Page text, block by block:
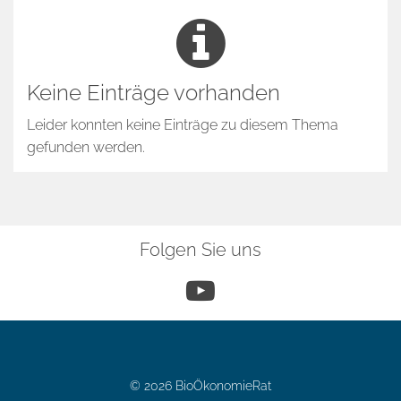
Keine Einträge vorhanden
Leider konnten keine Einträge zu diesem Thema
gefunden werden.
Folgen Sie uns
YouTube
© 2026 BioÖkonomieRat